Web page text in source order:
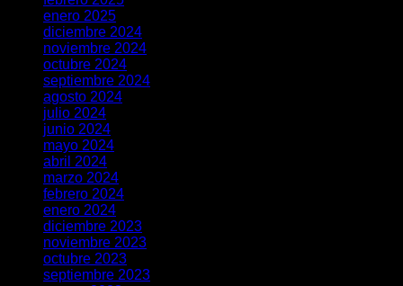
enero 2025
diciembre 2024
noviembre 2024
octubre 2024
septiembre 2024
agosto 2024
julio 2024
junio 2024
mayo 2024
abril 2024
marzo 2024
febrero 2024
enero 2024
diciembre 2023
noviembre 2023
octubre 2023
septiembre 2023